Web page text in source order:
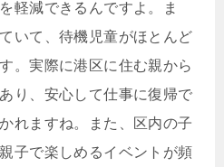
軽減できるんですよ。ま
いて、待機児童がほとんど
。実際に港区に住む親から
り、安心して仕事に復帰で
れますね。また、区内の子
子で楽しめるイベントが頻